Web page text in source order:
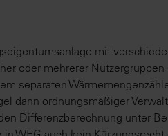
mit
oder mehrerer
separaten
dann ordnungsmäßiger
Differenzberechnung unter